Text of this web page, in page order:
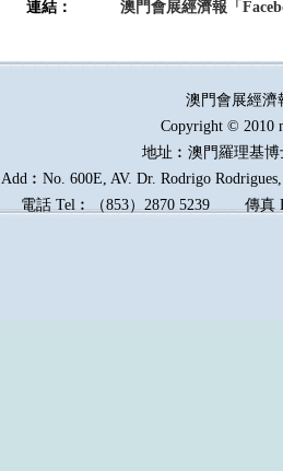
連結： 澳門會展經濟報「
澳門會展經
Copyright © 2010
地址︰澳門羅理基
Add︰No. 600E, AV. Dr. Rodrigo
電話 Tel︰（853）2870 5239傳真